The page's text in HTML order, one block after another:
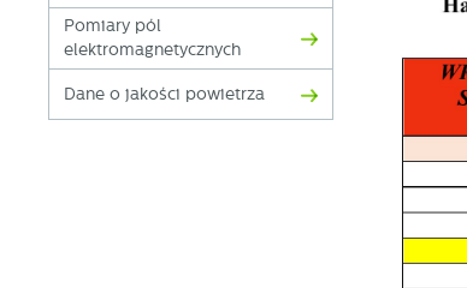
Pomiary pól
elektromagnetycznych
Dane o jakości powietrza